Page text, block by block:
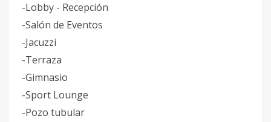
-Lobby - Recepción
-Salón de Eventos
-Jacuzzi
-Terraza
-Gimnasio
-Sport Lounge
-Pozo tubular